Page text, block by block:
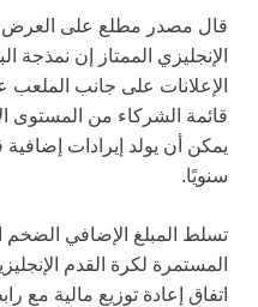
قال مصدر مطلع على العرض
الإعلانات على جانب
قائمة الشركاء من المستوى
سنويًا.
تسلط المبلغ الإضافي الضخم
المستمرة لكرة القدم
اتفاق إعادة توزيع مالية مع